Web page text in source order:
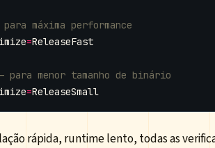
máxima performance
=
para menor tamanho de binário
=
rápida, runtime lento, todas as